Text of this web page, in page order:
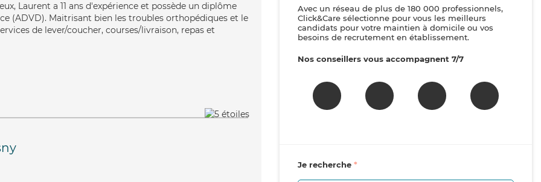
Laurent a 11 ans d'expérience et possède un diplôme
(ADVD). Maitrisant bien les troubles orthopédiques et le
de lever/coucher, courses/livraison, repas et
Avec un réseau de plus de 180 000 professionnels,
Click&Care sélectionne pour vous les meilleurs
candidats pour votre maintien à domicile ou vos
besoins de recrutement en établissement.
Nos conseillers vous accompagnent 7/7
Je recherche